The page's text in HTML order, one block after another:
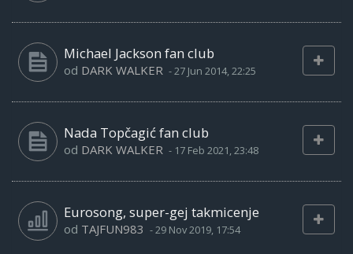
Michael Jackson fan club
od DARK WALKER -27 Jun 2014, 22:25
Nada Topčagić fan club
od DARK WALKER - 17 Feb 2021, 23:48
Eurosong, super-gej takmicenje
od TAJFUN983 -29 Nov 2019, 17:54